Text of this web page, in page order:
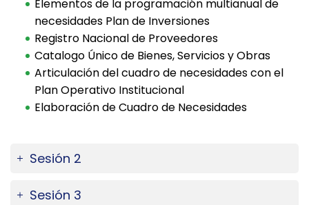
Elementos de la programación multianual de
necesidades Plan de Inversiones
Registro Nacional de Proveedores
Catalogo Único de Bienes, Servicios y Obras
Articulación del cuadro de necesidades con el
Plan Operativo Institucional
Elaboración de Cuadro de Necesidades
Sesión 2
Sesión 3